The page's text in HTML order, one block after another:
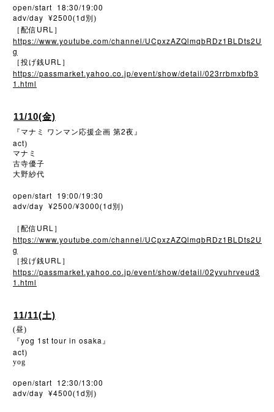
open/start 18:30/19:00
adv/day ¥2500(1d 別)
［配信 URL ］
https://www.youtube.com/channel/UCpxzAZQlmqbRDz1BLDts2U
g
［投げ銭URL ］
https://passmarket.yahoo.co.jp/event/show/detail/023rrbmxbfb3
1.html
11/10(金)
『マナミ ワンマン応援企画 第2夜』
act)
マナミ
古寺優子
大野紗代
open/start 19:00/19:30
adv/day ¥2500/¥3000(1d 別)
［配信 URL ］
https://www.youtube.com/channel/UCpxzAZQlmqbRDz1BLDts2U
g
［投げ銭URL ］
https://passmarket.yahoo.co.jp/event/show/detail/02yvuhrveud3
1.html
11/11(土)
(昼)
『yog 1st tour in osaka 』
act)
yog
open/start 12:30/13:00
adv/day ¥4500(1d 別)